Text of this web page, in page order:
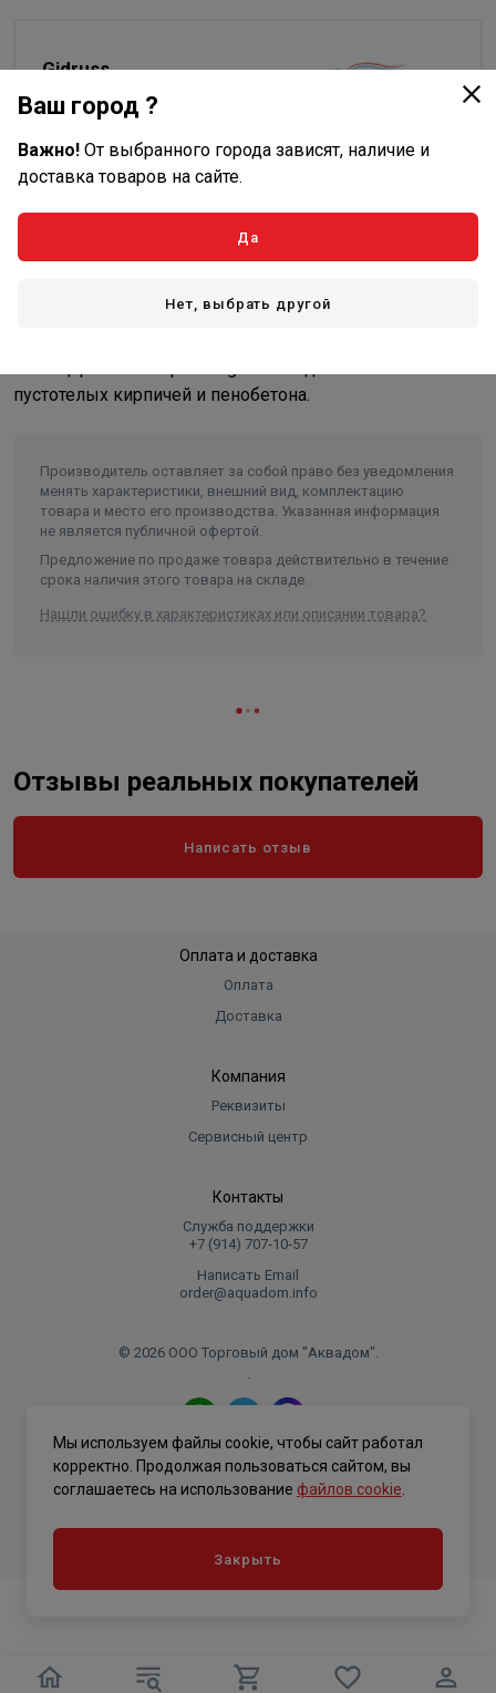
Gidruss
Описание
Универсальная монтажная система K.UMS.DN25-125
(межосевое 125 мм, вылет от стены 75-105 мм, цвет
гидравлических разделителей и коллекторов серии до
пустотелых кирпичей и пенобетона.
Производитель оставляет за собой право без уведомления
менять характеристики, внешний вид, комплектацию
товара и место его производства. Указанная информация
не является публичной офертой.
Предложение по продаже товара действительно в течение
срока наличия этого товара на складе.
Нашли ошибку в характеристиках или описании товара?
Отзывы реальных покупателей
Написать отзыв
Оплата и доставка
Оплата
Доставка
Компания
Реквизиты
Сервисный центр
Контакты
Служба поддержки
+7 (914) 707‑10‑57
Написать Email
order@aquadom.info
© 2026 ООО Торговый дом "Аквадом".
.
Политика конфиденциальности
Ваш город ?
Важно! От выбранного города зависят, наличие и
доставка товаров на сайте.
Да
Нет, выбрать другой
Мы используем файлы cookie, чтобы сайт работал
корректно. Продолжая пользоваться сайтом, вы
соглашаетесь на использование файлов cookie
Закрыть